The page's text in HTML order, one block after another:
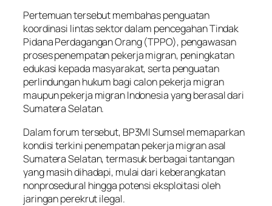
Pertemuan tersebut membahas penguatan
koordinasi lintas sektor dalam pencegahan Tindak
Pidana Perdagangan Orang (TPPO), pengawasan
proses penempatan pekerja migran, peningkatan
edukasi kepada masyarakat, serta penguatan
perlindungan hukum bagi calon pekerja migran
maupun pekerja migran Indonesia yang berasal dari
Sumatera Selatan.
Dalam forum tersebut, BP3MI Sumsel memaparkan
kondisi terkini penempatan pekerja migran asal
Sumatera Selatan, termasuk berbagai tantangan
yang masih dihadapi, mulai dari keberangkatan
nonprosedural hingga potensi eksploitasi oleh
jaringan perekrut ilegal.